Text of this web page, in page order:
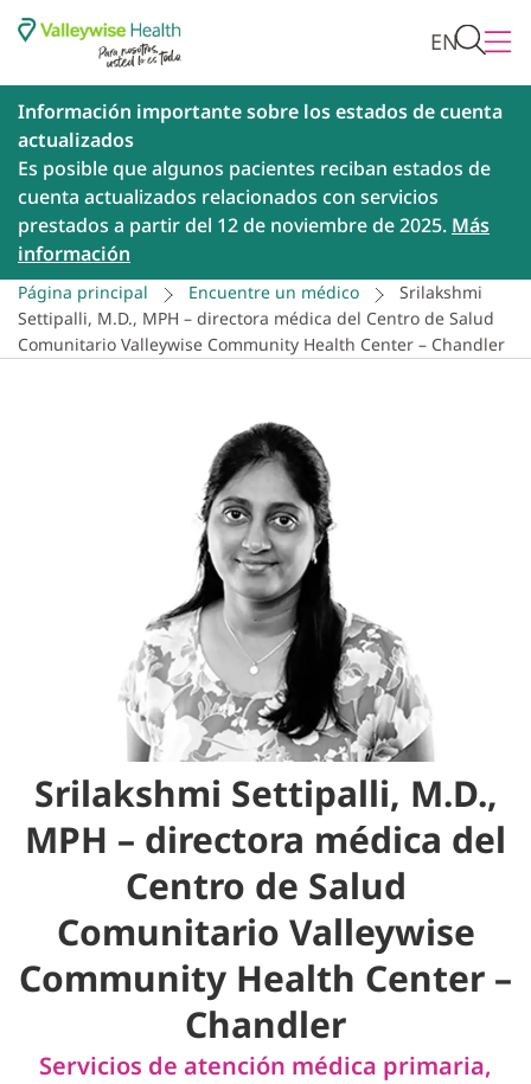
EN
Información importante sobre los estados de cuenta
actualizados
Es posible que algunos pacientes reciban estados de
cuenta actualizados relacionados con servicios
prestados a partir del 12 de noviembre de 2025. Más
información
Página principal Encuentre un médico
Srilakshmi
Settipalli, M.D., MPH – directora médica del Centro de Salud
Comunitario Valleywise Community Health Center – Chandler
Srilakshmi Settipalli, M.D.,
MPH – directora médica del
Centro de Salud
Comunitario Valleywise
Community Health Center –
Chandler
Servicios de atención médica primaria,